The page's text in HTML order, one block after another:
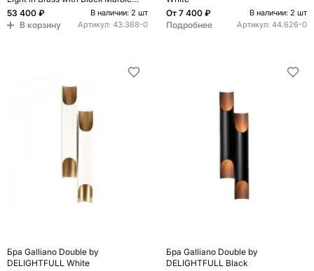
Base
53 400 ₽ В наличии: 2 шт
В корзину Артикул: 43.368-0
От 7 400 ₽ В наличии: 2 шт
Подробнее Артикул: 44.626-0
Бра Galliano Double by
DELIGHTFULL White
Бра Galliano Double by
DELIGHTFULL Black